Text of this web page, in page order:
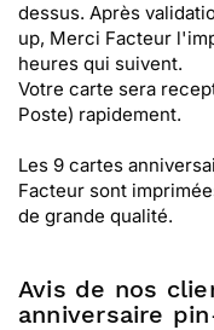
dessus. Après
up, Merci Facteur
heures qui suivent.
Votre carte sera
Poste) rapidement.
Les 9 cartes
Facteur sont
de grande qualité.
Avis de nos
anniversaire